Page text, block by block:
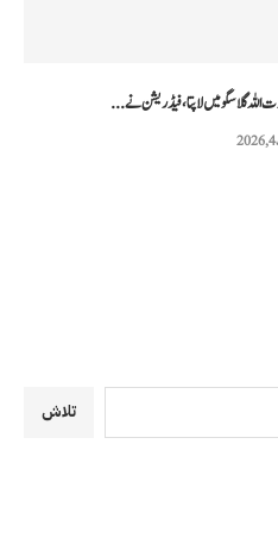
اللہ گلاسگو میں لاپتا، فیڈریشن نے...
تلاش